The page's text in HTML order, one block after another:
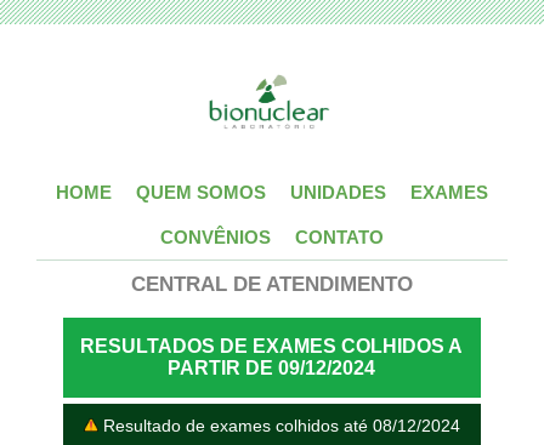
HOME QUEM SOMOS UNIDADES EXAMES
CONVÊNIOS CONTATO
CENTRAL DE ATENDIMENTO
RESULTADOS DE EXAMES COLHIDOS A
PARTIR DE 09/12/2024
Resultado de exames colhidos até 08/12/2024